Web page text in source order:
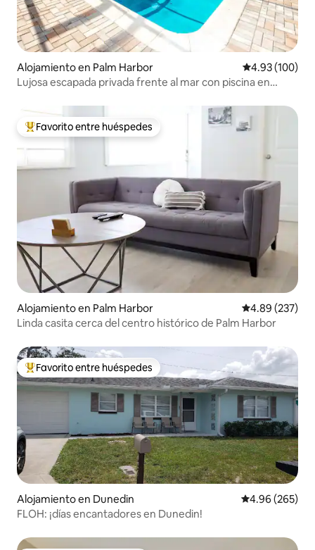
Alojamiento en Palm Harbor Calificación
4.93 (100)
Lujosa escapada privada frente al mar con piscina en
Favorito entre huéspedes preferido
Favorito entre huéspedes
Alojamiento en Palm Harbor Calificación
4.89 (237)
Linda casita cerca del centro histórico de Palm Harbor
Favorito entre huéspedes preferido
Favorito entre huéspedes
Alojamiento en Dunedin Calificación
4.96 (265)
FLOH: ¡días encantadores en Dunedin!